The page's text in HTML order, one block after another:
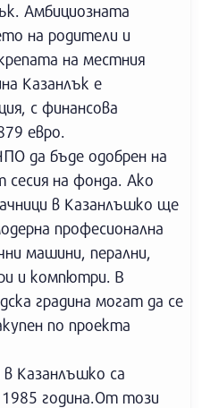
Амбициозната
на родители и
на местния
Казанлък е
с финансова
евро.
да бъде одобрен на
на фонда. Ако
в Казанлъшко ще
професионална
машини, перални,
и компютри. В
градина могат да се
по проекта
в Казанлъшко са
година.От този